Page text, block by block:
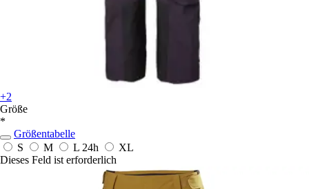
+2
Größe
*
Größentabelle
S
M L 24h
XL
Dieses Feld ist erforderlich